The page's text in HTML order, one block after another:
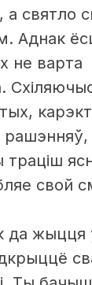
а святло
Аднак
не варта
траціш
свой
да жыцця